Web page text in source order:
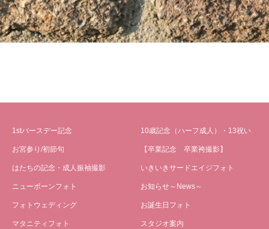
1stバースデー記念
お宮参り/初節句
はたちの記念・成人振袖撮影
ニューボーンフォト
フォトウェディング
マタニティフォト
10歳記念（ハーフ成人）・13祝い
【卒業記念 卒業袴撮影】
いきいきサードエイジフォト
お知らせ～News～
お誕生日フォト
スタジオ案内